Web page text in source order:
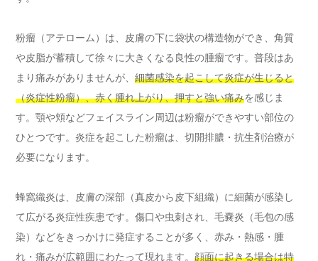
粉瘤（アテローム）は、皮膚の下に袋状の構造物ができ、角質
や皮脂が蓄積して徐々に大きくなる良性の腫瘤です。普段はあ
まり痛みがありませんが、 細菌感染を起こして炎症が生じると
（炎症性粉瘤）、赤く腫れ上がり、押すと強い痛みを感じま
す。顎や頬などフェイスライン周辺は粉瘤ができやすい部位の
ひとつです。炎症を起こした粉瘤は、切開排膿・抗生剤治療が
必要になります。
蜂窩織炎は、皮膚の深部（真皮から皮下組織）に細菌が感染し
て広がる炎症性疾患です。傷口や虫刺され、毛嚢炎（毛包の感
染）などをきっかけに発症することが多く、赤み・熱感・腫
れ・痛みが広範囲にわたって現れます。 顔面に起きる場合は特